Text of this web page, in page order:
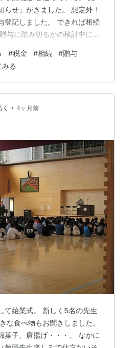
らせ」がきました。 想定外！
登記しました。 できれば相続
与に踏み切るかの検討中に、
「相続」ではなく、「贈与」
て、発生する税金他必要資金
ットを聞いたつもりでした。
産取得税」の話はでてこなか
ンが狂いました。 聞いたつも
#税金 #相続 #贈与
る
• 4ヶ月前
て始業式。 新しく5名の先生
な食べ物もお聞きしました。
菓子、唐揚げ・・・、 なかに